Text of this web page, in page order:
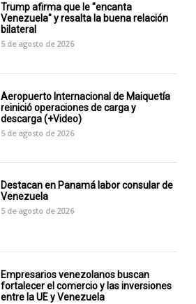
Trump afirma que le "encanta
Venezuela" y resalta la buena relación
bilateral
5 de agosto de 2026
Aeropuerto Internacional de Maiquetía
reinició operaciones de carga y
descarga (+Video)
5 de agosto de 2026
Destacan en Panamá labor consular de
Venezuela
5 de agosto de 2026
Empresarios venezolanos buscan
fortalecer el comercio y las inversiones
entre la UE y Venezuela